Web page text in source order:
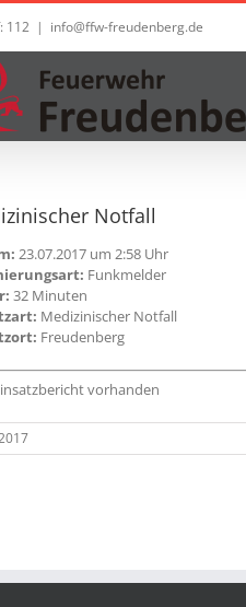
112 | info@ffw-freudenberg.de
Notfall
23.07.2017 um 2:58 Uhr
Funkmelder
32 Minuten
Medizinischer Notfall
Freudenberg
vorhanden